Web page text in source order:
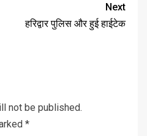
Next
हरिद्वार पुलिस और हुई हाईटेक
not be published.
*